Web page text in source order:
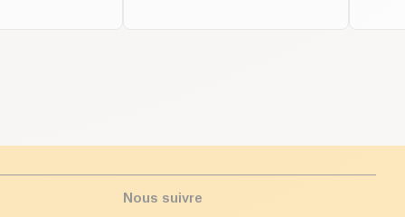
Nous suivre